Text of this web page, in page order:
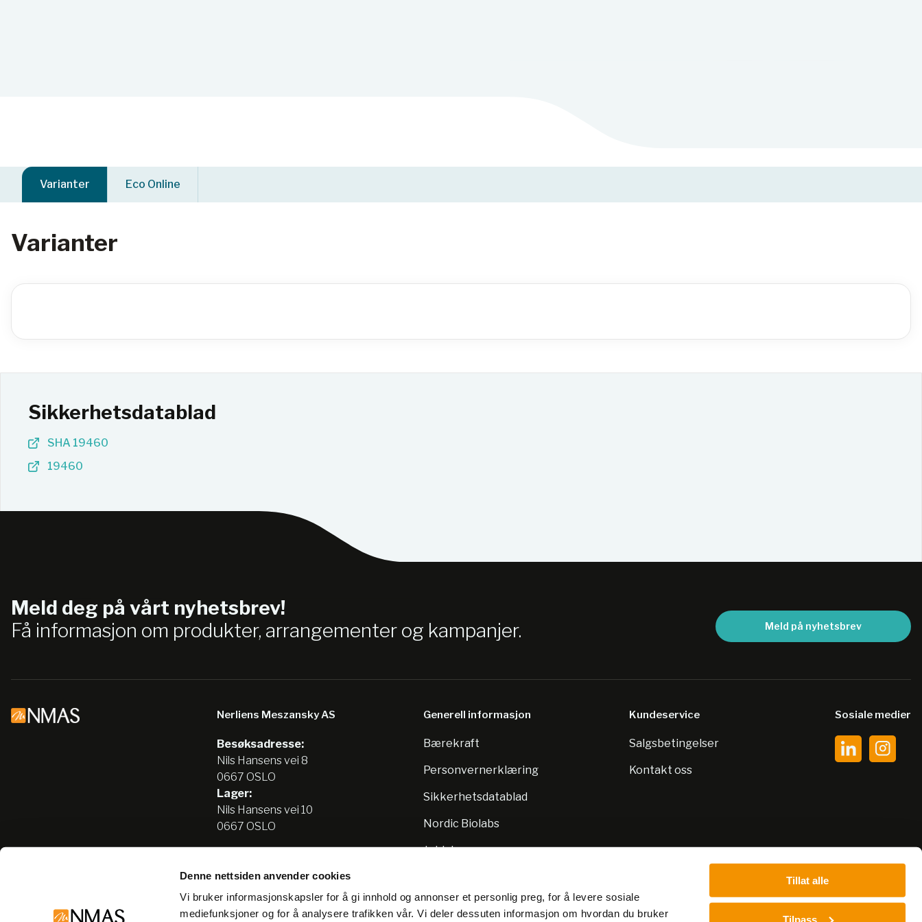
Denne nettsiden anvender cookies
Vi bruker informasjonskapsler for å gi innhold og annonser et personlig preg, for å levere sosiale
mediefunksjoner og for å analysere trafikken vår. Vi deler dessuten informasjon om hvordan du bruker
Tillat alle
Tilpass
Varianter Eco Online
Varianter
Sikkerhetsdatablad
SHA 19460
19460
Meld deg på vårt nyhetsbrev!
Få informasjon om produkter, arrangementer og kampanjer.
Meld på nyhetsbrev
Nerliens Meszansky AS
Besøksadresse:
Nils Hansens vei 8
0667 OSLO
Lager:
Nils Hansens vei 10
0667 OSLO
info@nmas.no
Generell informasjon
Bærekraft
Personvernerklæring
Sikkerhetsdatablad
Nordic Biolabs
Jobb hos oss
Kundeservice
Salgsbetingelser
Kontakt oss
Sosiale medier